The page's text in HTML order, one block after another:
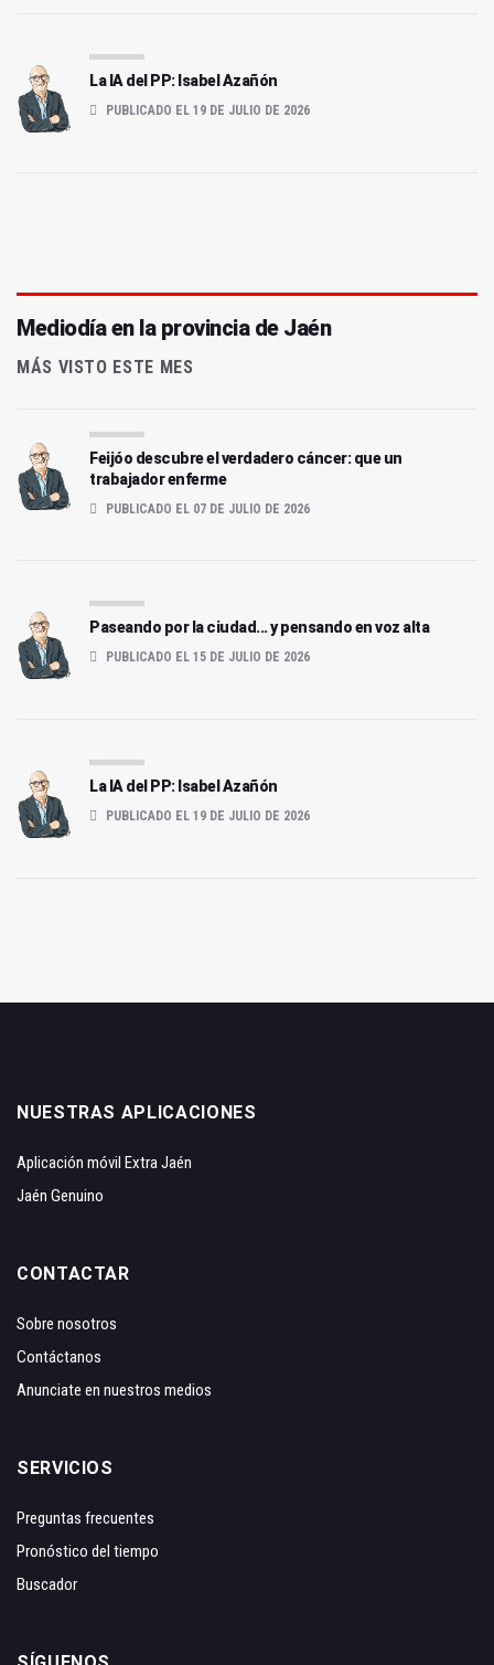
La IA del PP: Isabel Azañón
PUBLICADO EL 19 DE JULIO DE 2026
Mediodía en la provincia de Jaén
MÁS VISTO ESTE MES
Feijóo descubre el verdadero cáncer: que un
trabajador enferme
PUBLICADO EL 07 DE JULIO DE 2026
Paseando por la ciudad... y pensando en voz alta
PUBLICADO EL 15 DE JULIO DE 2026
La IA del PP: Isabel Azañón
PUBLICADO EL 19 DE JULIO DE 2026
NUESTRAS APLICACIONES
Aplicación móvil Extra Jaén
Jaén Genuino
CONTACTAR
Sobre nosotros
Contáctanos
Anunciate en nuestros medios
SERVICIOS
Preguntas frecuentes
Pronóstico del tiempo
Buscador